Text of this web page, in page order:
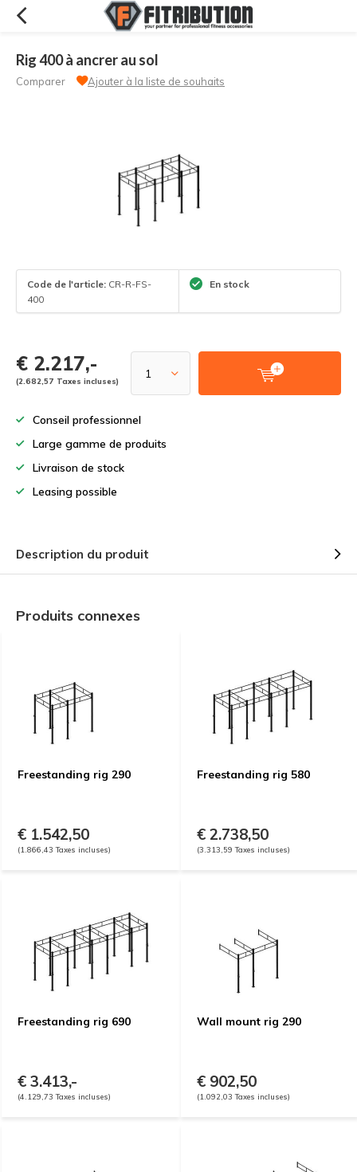
Rig 400 à ancrer au sol
Comparer Ajouter à la liste de souhaits
Code de l'article: CR-R-FS-
400
En stock
€ 2.217,-
(2.682,57 Taxes incluses)
Conseil professionnel
Large gamme de produits
Livraison de stock
Leasing possible
Description du produit
Produits connexes
Freestanding rig 290
€ 1.542,50
(1.866,43 Taxes incluses)
Freestanding rig 580
€ 2.738,50
(3.313,59 Taxes incluses)
Freestanding rig 690
€ 3.413,-
(4.129,73 Taxes incluses)
Wall mount rig 290
€ 902,50
(1.092,03 Taxes incluses)